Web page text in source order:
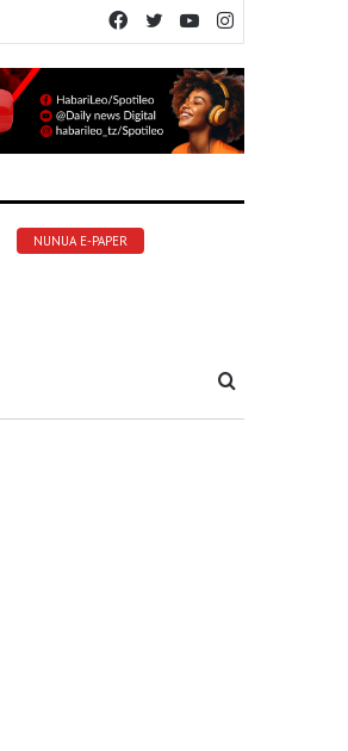
YouTube
Twitter
Facebook
NUNUA E-PAPER
Tafuta